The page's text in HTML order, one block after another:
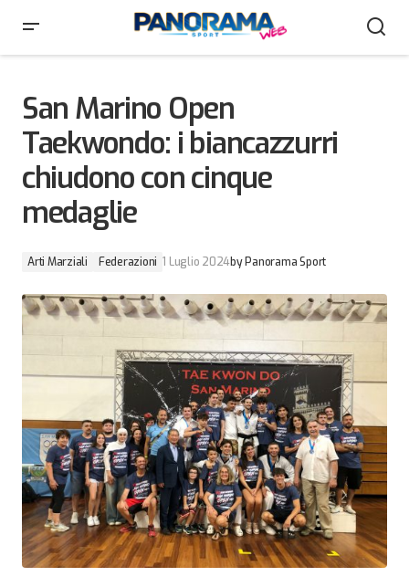
San Marino Open
Taekwondo: i biancazzurri
chiudono con cinque
medaglie
Arti Marziali Federazioni 1 Luglio 2024by Panorama Sport